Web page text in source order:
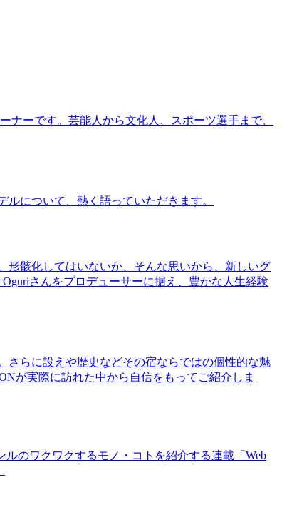
ーです。芸能人から文化人、スポーツ選手まで、
について、熱く語っていただきます。
形骸化してはいないか、そんな思いから、新しいグ
さんをプロデューサーに据え、豊かな人生経験
らに設えや歴史などその宿ならではの個性的な魅
が実際に訪れた中から自信をもってご紹介しま
のワクワクするモノ・コトを紹介する連載「Web